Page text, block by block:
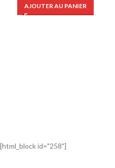
AJOUTER AU PANIER
[html_block id="258"]